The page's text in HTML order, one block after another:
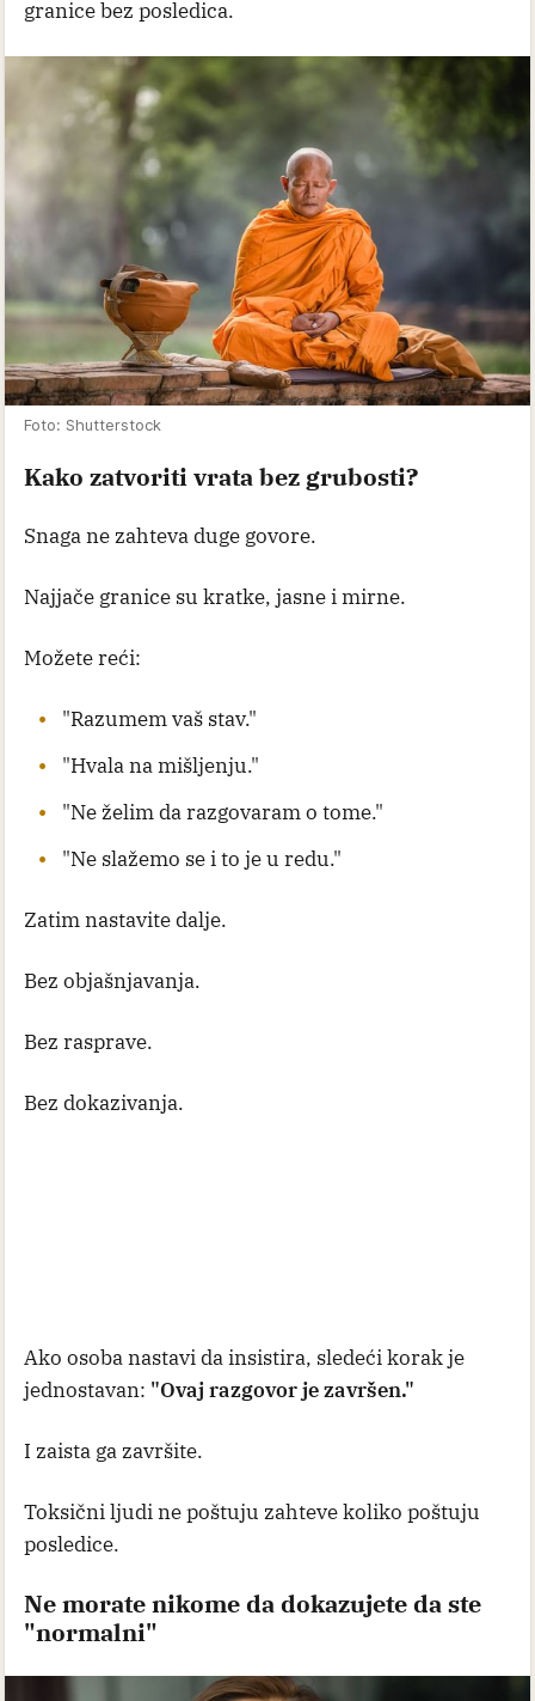
granice bez posledica.
Foto: Shutterstock
Kako zatvoriti vrata bez grubosti?
Snaga ne zahteva duge govore.
Najjače granice su kratke, jasne i mirne.
Možete reći:
"Razumem vaš stav."
"Hvala na mišljenju."
"Ne želim da razgovaram o tome."
"Ne slažemo se i to je u redu."
Zatim nastavite dalje.
Bez objašnjavanja.
Bez rasprave.
Bez dokazivanja.
Ako osoba nastavi da insistira, sledeći korak je
jednostavan: "Ovaj razgovor je završen."
I zaista ga završite.
Toksični ljudi ne poštuju zahteve koliko poštuju
posledice.
Ne morate nikome da dokazujete da ste
"normalni"